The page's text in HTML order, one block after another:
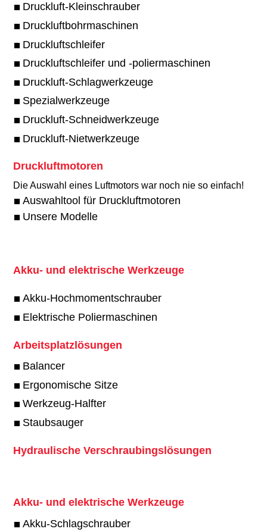
Druckluft-Kleinschrauber
Druckluftbohrmaschinen
Druckluftschleifer
Druckluftschleifer und -poliermaschinen
Druckluft-Schlagwerkzeuge
Spezialwerkzeuge
Druckluft-Schneidwerkzeuge
Druckluft-Nietwerkzeuge
Druckluftmotoren
Die Auswahl eines Luftmotors war noch nie so einfach!​
Auswahltool für Druckluftmotoren
Unsere Modelle
Akku- und elektrische Werkzeuge
Akku-Hochmomentschrauber
Elektrische Poliermaschinen
Arbeitsplatzlösungen
Balancer
Ergonomische Sitze
Werkzeug-Halfter
Staubsauger
Hydraulische Verschraubingslösungen
Akku- und elektrische Werkzeuge
Akku-Schlagschrauber